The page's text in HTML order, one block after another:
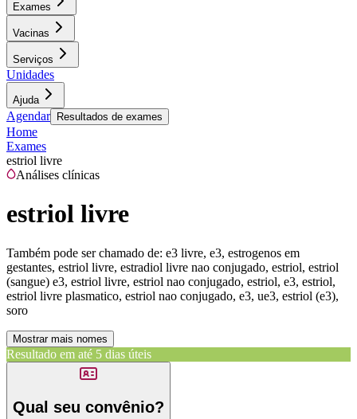
Exames
Vacinas
Serviços
Unidades
Ajuda
Agendar Resultados de exames
Home
Exames
estriol livre
Análises clínicas
estriol livre
Também pode ser chamado de: e3 livre, e3, estrogenos em
gestantes, estriol livre, estradiol livre nao conjugado, estriol, estriol
(sangue) e3, estriol livre, estriol nao conjugado, estriol, e3, estriol,
estriol livre plasmatico, estriol nao conjugado, e3, ue3, estriol (e3),
soro
Mostrar mais nomes
Resultado em até 5 dias úteis
Qual seu convênio?